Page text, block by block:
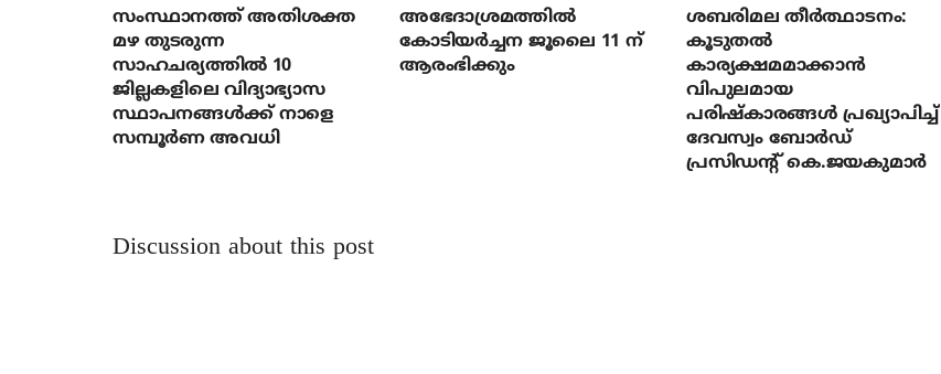
സംസ്ഥാനത്ത് അതിശക്ത
മഴ തുടരുന്ന
സാഹചര്യത്തിൽ 10
ജില്ലകളിലെ വിദ്യാഭ്യാസ
സ്ഥാപനങ്ങൾക്ക് നാളെ
സമ്പൂർണ അവധി
അഭേദാശ്രമത്തില്‍
കോടിയര്‍ച്ചന ജൂലൈ 11 ന്
ആരംഭിക്കും
ശബരിമല തീര്‍ത്ഥാടനം:
കൂടുതല്‍
കാര്യക്ഷമമാക്കാന്‍
വിപുലമായ
പരിഷ്‌കാരങ്ങള്‍ പ്രഖ്യാപിച്ച്
ദേവസ്വം ബോര്‍ഡ്
പ്രസിഡന്റ് കെ.ജയകുമാര്‍
Discussion about this post